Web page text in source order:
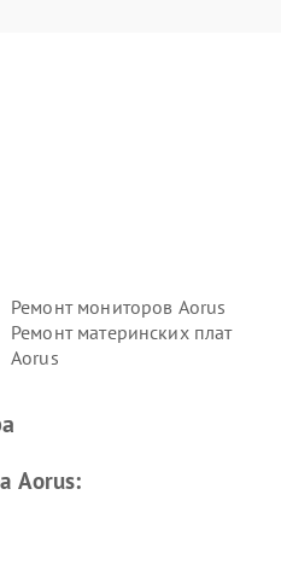
Ремонт мониторов Aorus
Ремонт материнских плат
Aorus
Aorus: